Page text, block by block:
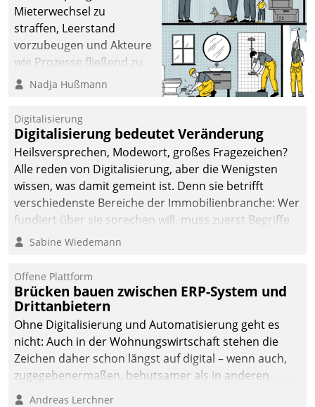
sich dabei für den Betrieb
der Lösung über die SAP
Cloud Platform
entschieden - als erstes
Unternehmen am
Mieterwechsel zu
straffen, Leerstand
vorzubeugen und Akteure
wie Prozesse fließend zu
vernetzen, nutzt die
Jahresbeginn eine
Überblick, Einsicht und
Eingriff bietende Lösung.
Zur Entwicklung setzte
man auf
Cloudtechnologie,
bewährte und Startup-
agile Projektmethoden.
Nadja Hußmann
Digitalisierung
Digitalisierung bedeutet Veränderung
Heilsversprechen, Modewort, großes Fragezeichen?
Alle reden von Digitalisierung, aber die Wenigsten
wissen, was damit gemeint ist. Denn sie betrifft
verschiedenste Bereiche der Immobilienbranche: Wer
fundiert über sie sprechen will, muss zuerst Begriffe
klären. Ein Aspekt ist die betriebliche Optimierung:
Einsparungen durch optimierte und automatisierte
Prozesse. Doch man darf nicht zu viel erwarten: Allein
mit der Einführung einer neuen Software ist es nicht
getan. Die Digitalisierung erfordert von Unternehmen
die Bereitschaft, sich zu überprüfen, zu hinterfragen
und zu verändern.
Sabine Wiedemann
Offene Plattform
Brücken bauen zwischen ERP-System und
Drittanbietern
Ohne Digitalisierung und Automatisierung geht es
nicht: Auch in der Wohnungswirtschaft stehen die
Zeichen daher schon längst auf digital – wenn auch,
zugegebenermaßen, behutsamer als in anderen
Branchen.
Andreas Lerchner